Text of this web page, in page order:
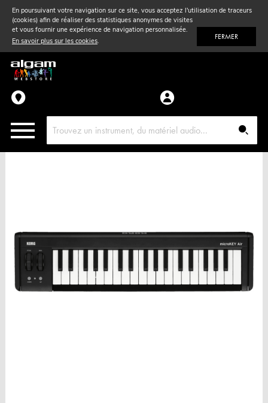
En poursuivant votre navigation sur ce site, vous acceptez l'utilisation de traceurs
(cookies) afin de réaliser des statistiques anonymes de visites
et vous fournir une expérience de navigation personnalisée.
En savoir plus sur les cookies. FERMER
Vent& Violon
Accessoires
Pièces détachées